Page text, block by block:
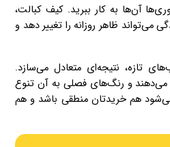
آن‌ها به کار ببرید. کیف کبالت،
ظاهر روزانه را تغییر دهد و
تازه، نتیجه‌ای متعادل می‌سازد.
و رنگ‌های فصلی به آن تنوع
هم خریدتان منطقی باشد و هم